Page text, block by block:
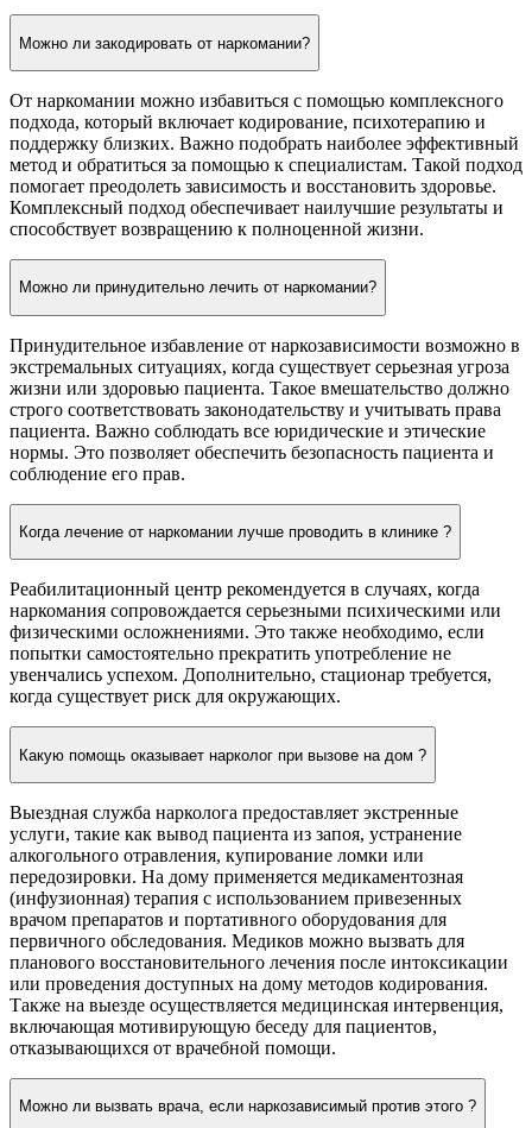
Можно ли закодировать от наркомании?
От наркомании можно избавиться с помощью комплексного
подхода, который включает кодирование, психотерапию и
поддержку близких. Важно подобрать наиболее эффективный
метод и обратиться за помощью к специалистам. Такой подход
помогает преодолеть зависимость и восстановить здоровье.
Комплексный подход обеспечивает наилучшие результаты и
способствует возвращению к полноценной жизни.
Можно ли принудительно лечить от наркомании?
Принудительное избавление от наркозависимости возможно в
экстремальных ситуациях, когда существует серьезная угроза
жизни или здоровью пациента. Такое вмешательство должно
строго соответствовать законодательству и учитывать права
пациента. Важно соблюдать все юридические и этические
нормы. Это позволяет обеспечить безопасность пациента и
соблюдение его прав.
Когда лечение от наркомании лучше проводить в клинике ?
Реабилитационный центр рекомендуется в случаях, когда
наркомания сопровождается серьезными психическими или
физическими осложнениями. Это также необходимо, если
попытки самостоятельно прекратить употребление не
увенчались успехом. Дополнительно, стационар требуется,
когда существует риск для окружающих.
Какую помощь оказывает нарколог при вызове на дом ?
Выездная служба нарколога предоставляет экстренные
услуги, такие как вывод пациента из запоя, устранение
алкогольного отравления, купирование ломки или
передозировки. На дому применяется медикаментозная
(инфузионная) терапия с использованием привезенных
врачом препаратов и портативного оборудования для
первичного обследования. Медиков можно вызвать для
планового восстановительного лечения после интоксикации
или проведения доступных на дому методов кодирования.
Также на выезде осуществляется медицинская интервенция,
включающая мотивирующую беседу для пациентов,
отказывающихся от врачебной помощи.
Можно ли вызвать врача, если наркозависимый против этого ?